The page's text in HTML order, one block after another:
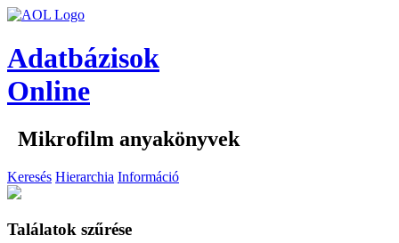
Adatbázisok
Online
Mikrofilm anyakönyvek
Keresés Hierarchia Információ
Találatok szűrése